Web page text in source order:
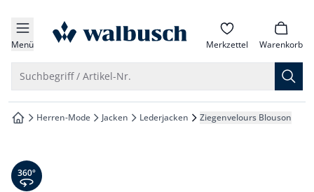
springen
springen
springen
springen
Menü zur Startseite Merkzettel Warenkorb
Suchbegriff / Artikel-Nr.
zur Startseite
Herren-Mode Jacken Lederjacken Ziegenvelours Blouson
360° Ansicht